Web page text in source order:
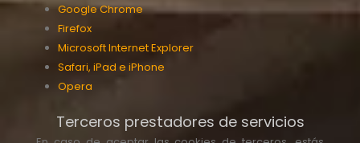
Google Chrome
Firefox
Microsoft Internet Explorer
Safari, iPad e iPhone
Opera
Terceros prestadores de servicios